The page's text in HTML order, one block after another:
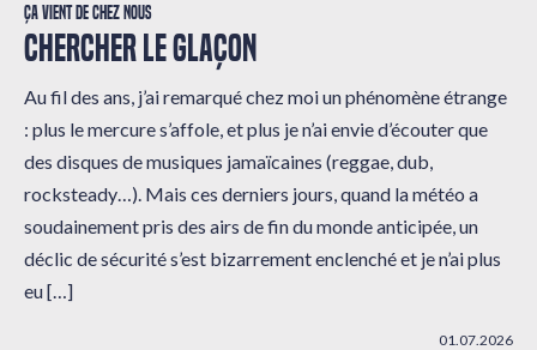
Ça vient de chez nous
CHERCHER LE GLAÇON
Au fil des ans, j’ai remarqué chez moi un phénomène étrange
: plus le mercure s’affole, et plus je n’ai envie d’écouter que
des disques de musiques jamaïcaines (reggae, dub,
rocksteady…). Mais ces derniers jours, quand la météo a
soudainement pris des airs de fin du monde anticipée, un
déclic de sécurité s’est bizarrement enclenché et je n’ai plus
eu […]
01.07.2026